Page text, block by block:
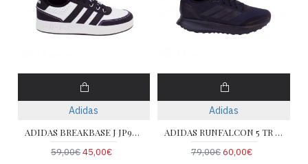
Adidas
ADIDAS BREAKBASE J JP9296
59,00€45,00€
Adidas
ADIDAS RUNFALCON 5 TR JP5916
79,00€60,00€